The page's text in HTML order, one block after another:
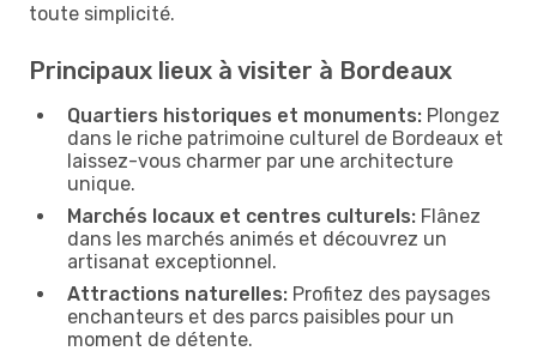
toute simplicité.
Principaux lieux à visiter à Bordeaux
Quartiers historiques et monuments: Plongez
dans le riche patrimoine culturel de Bordeaux et
laissez-vous charmer par une architecture
unique.
Marchés locaux et centres culturels: Flânez
dans les marchés animés et découvrez un
artisanat exceptionnel.
Attractions naturelles: Profitez des paysages
enchanteurs et des parcs paisibles pour un
moment de détente.